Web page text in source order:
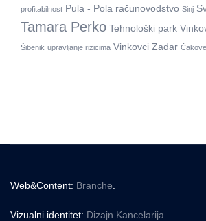
profitabilnost Pula - Pola računovodstvo Sinj
Tamara Perko Tehnološki park
Šibenik upravljanje rizicima Vinkovci Zadar
Web&Content: Branche
Vizualni identitet: Dizajn Kancelarija.